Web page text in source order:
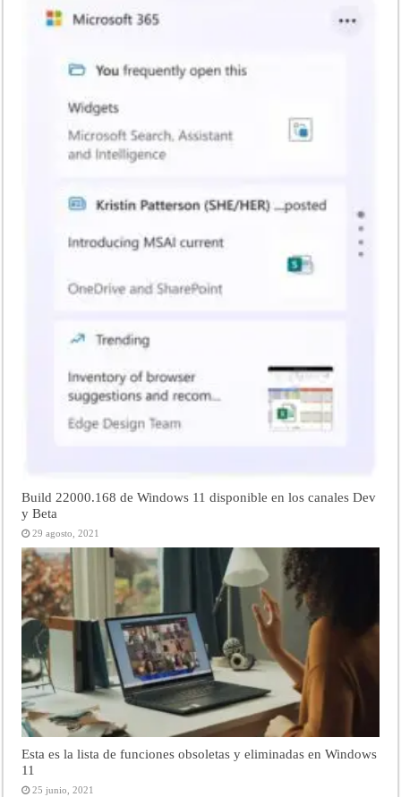
Build 22000.168 de Windows 11 disponible en los canales Dev
y Beta
29 agosto, 2021
Esta es la lista de funciones obsoletas y eliminadas en Windows
11
25 junio, 2021